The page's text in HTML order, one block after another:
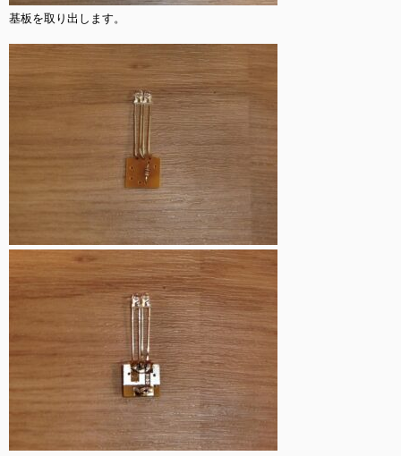
基板を取り出します。